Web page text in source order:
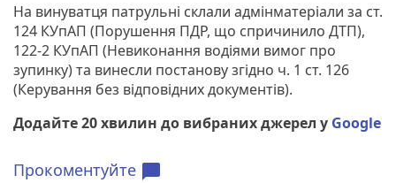
На винуватця патрульні склали адмінматеріали за ст.
124 КУпАП (Порушення ПДР, що спричинило ДТП),
122-2 КУпАП (Невиконання водіями вимог про
зупинку) та винесли постанову згідно ч. 1 ст. 126
(Керування без відповідних документів).
Додайте 20 хвилин до вибраних джерел у Google
Прокоментуйте chat_bubble